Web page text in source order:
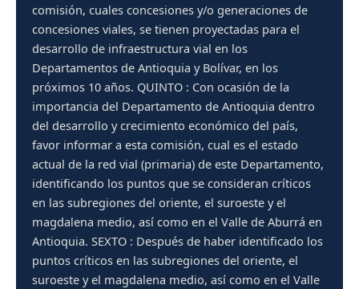
comisión, cuales concesiones y/o generaciones de
concesiones viales, se tienen proyectadas para el
desarrollo de infraestructura vial en los
Departamentos de Antioquia y Bolívar, en los
próximos 10 años. QUINTO : Con ocasión de la
importancia del Departamento de Antioquia dentro
del desarrollo y crecimiento económico del país,
favor informar a esta comisión, cual es el estado
actual de la red vial (primaria) de este Departamento,
identificando los puntos que se consideran críticos
en las subregiones del oriente, el suroeste y el
magdalena medio, así como en el Valle de Aburrá en
Antioquia. SEXTO : Después de haber identificado los
puntos críticos en las subregiones del oriente, el
suroeste y el magdalena medio, así como en el Valle